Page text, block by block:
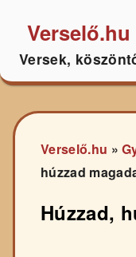
Verselő.hu
Versek,
Verselő.hu »
húzzad
Húzzad,